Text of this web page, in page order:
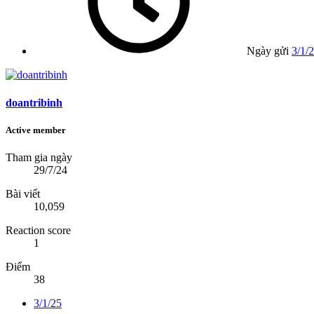
Ngày gửi 3/1/
doantribinh
Active member
Tham gia ngày
29/7/24
Bài viết
10,059
Reaction score
1
Điểm
38
3/1/25